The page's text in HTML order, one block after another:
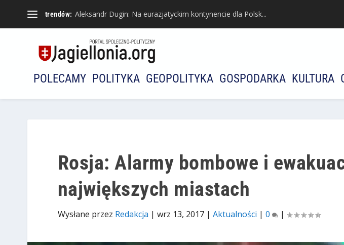
trendów: Aleksandr Dugin: Na eurazjatyckim kontynencie dla Polsk...
POLECAMY POLITYKA GEOPOLITYKA GOSPODARKA KULTURA
Rosja: Alarmy bombowe i
największych miastach
Wysłane przez Redakcja | wrz 13, 2017| Aktualności | 0 |